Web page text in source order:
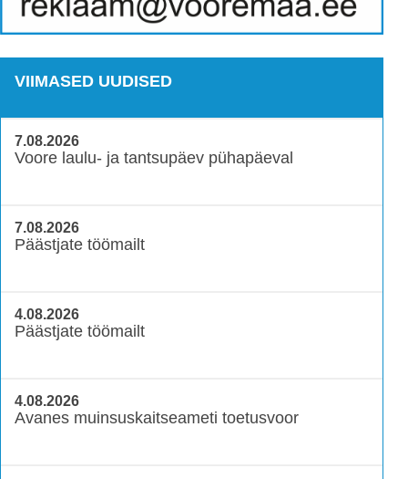
VIIMASED UUDISED
7.08.2026
Voore laulu- ja tantsupäev pühapäeval
7.08.2026
Päästjate töömailt
4.08.2026
Päästjate töömailt
4.08.2026
Avanes muinsuskaitseameti toetusvoor